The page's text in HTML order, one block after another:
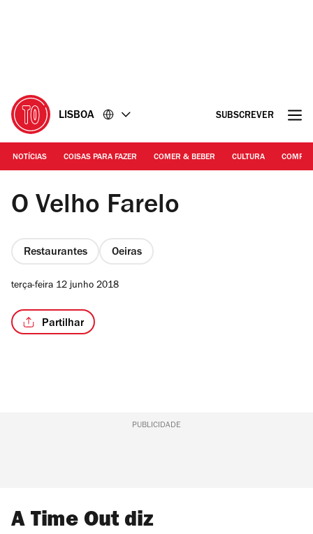
LISBOA SUBSCREVER
NOTÍCIAS COISAS PARA FAZER COMER & BEBER CULTURA
DR | O Velho Farelo
O Velho Farelo
Restaurantes Oeiras
terça-feira 12 junho 2018
Partilhar
PUBLICIDADE
A Time Out diz